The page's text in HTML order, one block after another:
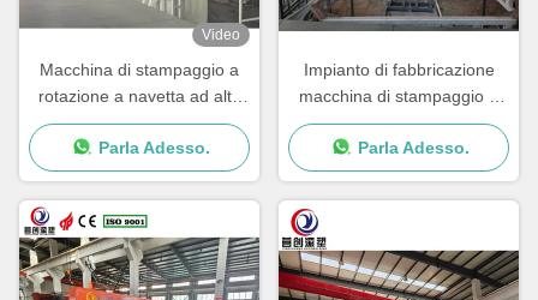
Video
Macchina di stampaggio a
rotazione a navetta ad alte
prestazioni per una
produzione fluida e costante
Parla Adesso.
Impianto di fabbricazione
macchina di stampaggio a
rotazione con velocità di
rotazione e prestazioni
regolabili
Parla Adesso.